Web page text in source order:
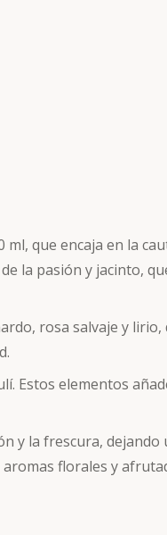
que encaja en la
la pasión y jacinto,
rosa salvaje y
Estos elementos
y la frescura,
florales y